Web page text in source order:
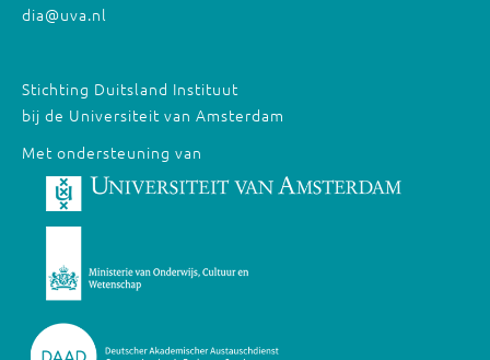
dia@uva.nl
Stichting Duitsland Instituut
bij de Universiteit van Amsterdam
Met ondersteuning van